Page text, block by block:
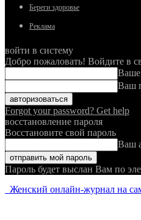
Береги здоровье
Реклама
войти в систему
Добро пожаловать! Войдите в
Ваше
Ваш
Forgot your password? Get help
восстановление пароля
Восстановите свой пароль
Ваш
Пароль будет выслан Вам по
Женский онлайн-журнал на